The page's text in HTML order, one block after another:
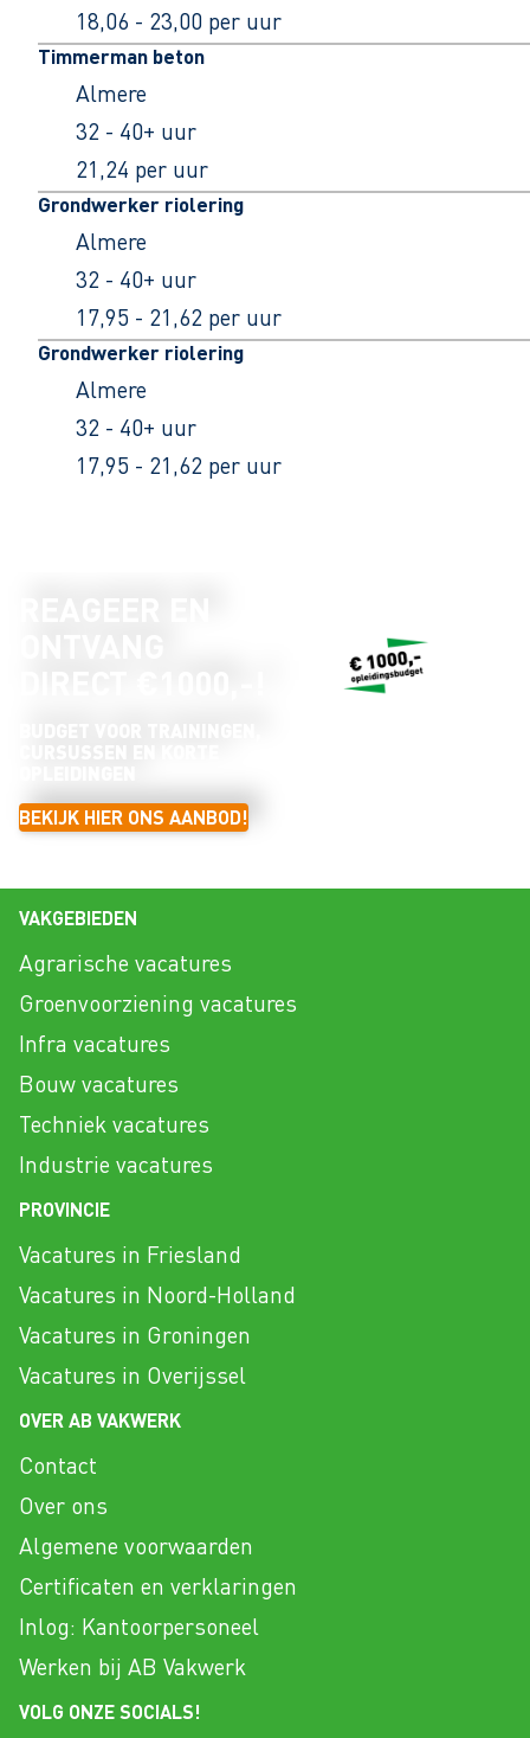
18,06 - 23,00 per uur
Timmerman beton
Almere
32 - 40+ uur
21,24 per uur
Grondwerker riolering
Almere
32 - 40+ uur
17,95 - 21,62 per uur
Grondwerker riolering
Almere
32 - 40+ uur
17,95 - 21,62 per uur
BEKIJK HIER ONS AANBOD!
VAKGEBIEDEN
Agrarische vacatures
Groenvoorziening vacatures
Infra vacatures
Bouw vacatures
Techniek vacatures
Industrie vacatures
PROVINCIE
Vacatures in Friesland
Vacatures in Noord-Holland
Vacatures in Groningen
Vacatures in Overijssel
OVER AB VAKWERK
Contact
Over ons
Algemene voorwaarden
Certificaten en verklaringen
Inlog: Kantoorpersoneel
Werken bij AB Vakwerk
VOLG ONZE SOCIALS!